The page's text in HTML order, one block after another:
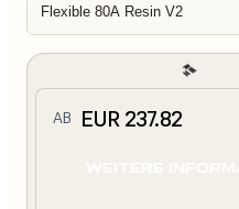
Flexible 80A Resin V2
AB EUR 237.82